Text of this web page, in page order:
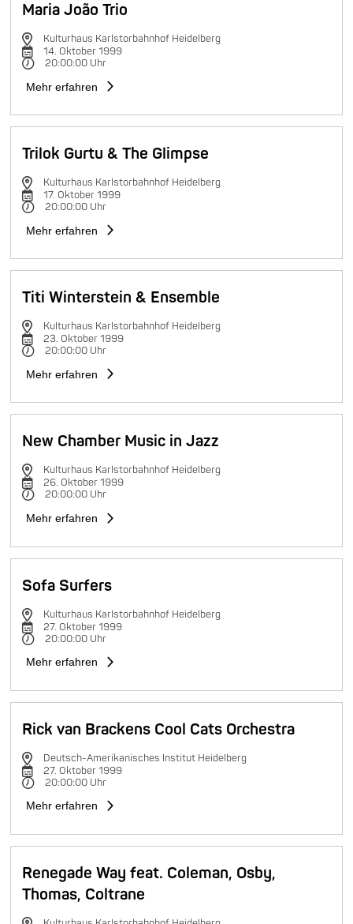
Maria João Trio
Kulturhaus Karlstorbahnhof Heidelberg
14. Oktober 1999
20:00:00 Uhr
Mehr erfahren
Trilok Gurtu & The Glimpse
Kulturhaus Karlstorbahnhof Heidelberg
17. Oktober 1999
20:00:00 Uhr
Mehr erfahren
Titi Winterstein & Ensemble
Kulturhaus Karlstorbahnhof Heidelberg
23. Oktober 1999
20:00:00 Uhr
Mehr erfahren
New Chamber Music in Jazz
Kulturhaus Karlstorbahnhof Heidelberg
26. Oktober 1999
20:00:00 Uhr
Mehr erfahren
Sofa Surfers
Kulturhaus Karlstorbahnhof Heidelberg
27. Oktober 1999
20:00:00 Uhr
Mehr erfahren
Rick van Brackens Cool Cats Orchestra
Deutsch-Amerikanisches Institut Heidelberg
27. Oktober 1999
20:00:00 Uhr
Mehr erfahren
Renegade Way feat. Coleman, Osby,
Thomas, Coltrane